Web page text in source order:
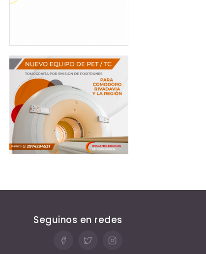
Seguinos en redes